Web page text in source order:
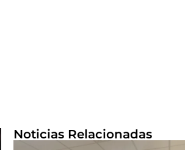
Noticias Relacionadas